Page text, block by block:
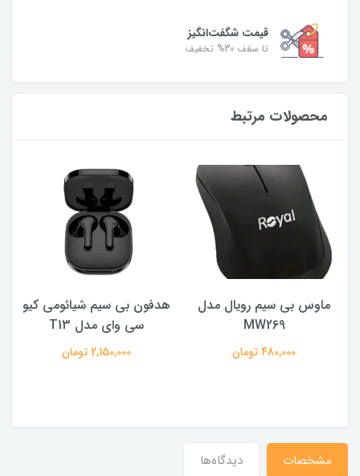
قیمت شگفت‌انگیز
تا سقف 30% تخفیف
محصولات مرتبط
ماوس بی سیم رویال مدل
MW269
480,000 تومان
هدفون بی سیم شیائومی کیو
سی وای مدل T13
2,150,000 تومان
مشخصات دیدگاه‌ها